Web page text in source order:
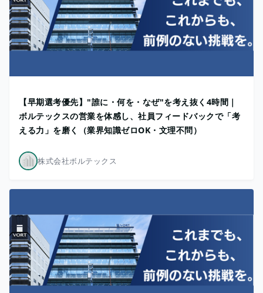
【早期選考優先】"誰に・何を・なぜ"を考え抜く4時間｜
ボルテックスの営業を体感し、社員フィードバックで「考
える力」を磨く（業界知識ゼロOK・文理不問）
株式会社ボルテックス